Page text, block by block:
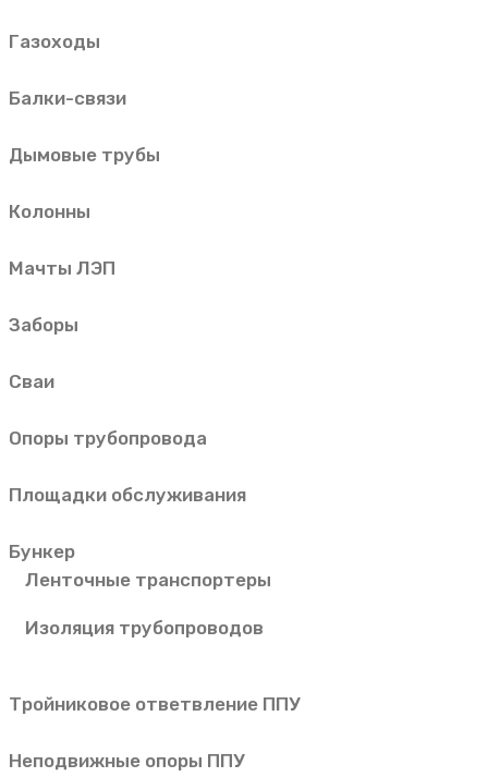
Газоходы
Балки-связи
Дымовые трубы
Колонны
Мачты ЛЭП
Заборы
Сваи
Опоры трубопровода
Площадки обслуживания
Бункер
Ленточные транспортеры
Изоляция трубопроводов
Тройниковое ответвление ППУ
Неподвижные опоры ППУ